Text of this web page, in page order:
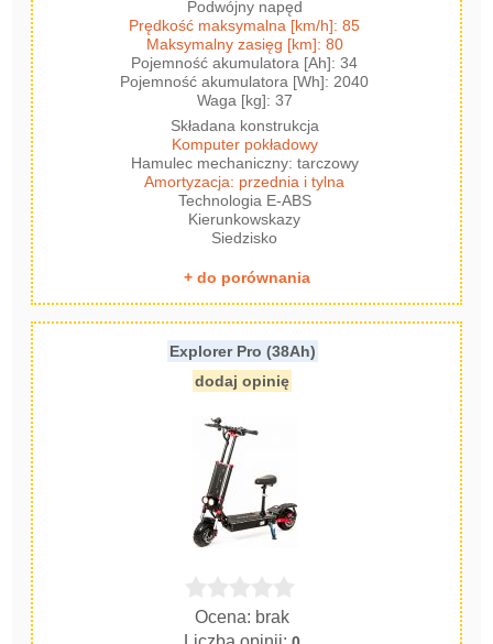
Podwójny napęd
Prędkość maksymalna [km/h]: 85
Maksymalny zasięg [km]: 80
Pojemność akumulatora [Ah]: 34
Pojemność akumulatora [Wh]: 2040
Waga [kg]: 37
Składana konstrukcja
Komputer pokładowy
Hamulec mechaniczny: tarczowy
Amortyzacja: przednia i tylna
Technologia E-ABS
Kierunkowskazy
Siedzisko
+ do porównania
Explorer Pro (38Ah)
dodaj opinię
Ocena: brak